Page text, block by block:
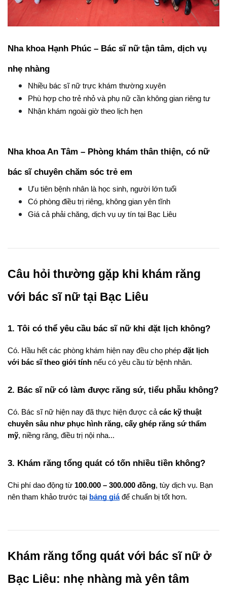
Nha khoa Hạnh Phúc – Bác sĩ nữ tận tâm, dịch vụ
nhẹ nhàng
Nhiều bác sĩ nữ trực khám thường xuyên
Phù hợp cho trẻ nhỏ và phụ nữ cần không gian riêng tư
Nhận khám ngoài giờ theo lịch hẹn
Nha khoa An Tâm – Phòng khám thân thiện, có nữ
bác sĩ chuyên chăm sóc trẻ em
Ưu tiên bệnh nhân là học sinh, người lớn tuổi
Có phòng điều trị riêng, không gian yên tĩnh
Giá cả phải chăng, dịch vụ uy tín tại Bạc Liêu
Câu hỏi thường gặp khi khám răng
với bác sĩ nữ tại Bạc Liêu
1. Tôi có thể yêu cầu bác sĩ nữ khi đặt lịch không?
Có. Hầu hết các phòng khám hiện nay đều cho phép đặt lịch
với bác sĩ theo giới tính nếu có yêu cầu từ bệnh nhân.
2. Bác sĩ nữ có làm được răng sứ, tiểu phẫu không?
Có. Bác sĩ nữ hiện nay đã thực hiện được cả các kỹ thuật
chuyên sâu như phục hình răng, cấy ghép răng sứ thẩm
mỹ, niềng răng, điều trị nội nha...
3. Khám răng tổng quát có tốn nhiều tiền không?
Chi phí dao động từ 100.000 – 300.000 đồng, tùy dịch vụ. Bạn
nên tham khảo trước tại bảng giá để chuẩn bị tốt hơn.
Khám răng tổng quát với bác sĩ nữ ở
Bạc Liêu: nhẹ nhàng mà yên tâm